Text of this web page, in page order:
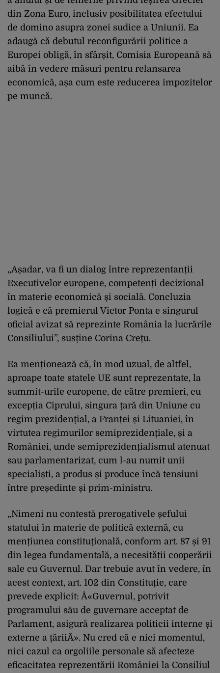
din Zona Euro, inclusiv posibilitatea efectului
de domino asupra zonei sudice a Uniunii. Ea
adaugă că debutul reconfigurării politice a
Europei obligă, în sfârșit, Comisia Europeană să
aibă în vedere măsuri pentru relansarea
economică, așa cum este reducerea impozitelor
pe muncă.
„Așadar, va fi un dialog între reprezentanții
Executivelor europene, competenți decizional
în materie economică și socială. Concluzia
logică e că premierul Victor Ponta e singurul
oficial avizat să reprezinte România la lucrările
Consiliului”, susține Corina Crețu.
Ea menționează că, în mod uzual, de altfel,
aproape toate statele UE sunt reprezentate, la
summit-urile europene, de către premieri, cu
excepția Ciprului, singura țară din Uniune cu
regim prezidențial, a Franței și Lituaniei, în
virtutea regimurilor semiprezidențiale, și a
României, unde semiprezidențialismul atenuat
sau parlamentarizat, cum l-au numit unii
specialiști, a produs și produce încă tensiuni
între președinte și prim-ministru.
„Nimeni nu contestă prerogativele șefului
statului în materie de politică externă, cu
mențiunea constituțională, conform art. 87 și 91
din legea fundamentală, a necesității cooperării
sale cu Guvernul. Dar trebuie avut în vedere, în
acest context, art. 102 din Constituție, care
prevede explicit: Â«Guvernul, potrivit
programului său de guvernare acceptat de
Parlament, asigură realizarea politicii interne și
externe a țăriiÂ». Nu cred că e nici momentul,
nici cazul ca orgoliile personale să afecteze
eficacitatea reprezentării României la Consiliul